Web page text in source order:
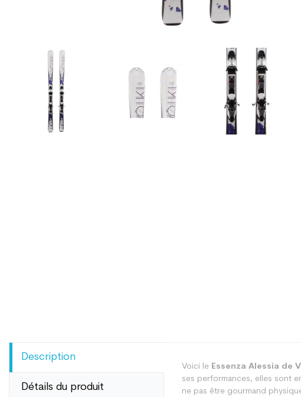
Description
Détails du produit
Voici le Essenza Alessia de
ses performances, elles sont
ne pas être gourmand